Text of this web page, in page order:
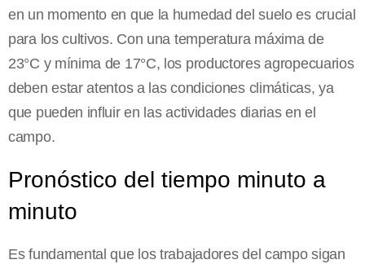
en un momento en que la humedad del suelo es crucial
para los cultivos. Con una temperatura máxima de
23°C y mínima de 17°C, los productores agropecuarios
deben estar atentos a las condiciones climáticas, ya
que pueden influir en las actividades diarias en el
campo.
Pronóstico del tiempo minuto a
minuto
Es fundamental que los trabajadores del campo sigan